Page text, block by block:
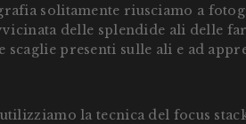
solitamente riusciamo a
delle splendide ali delle
presenti sulle ali e ad
la tecnica del focus